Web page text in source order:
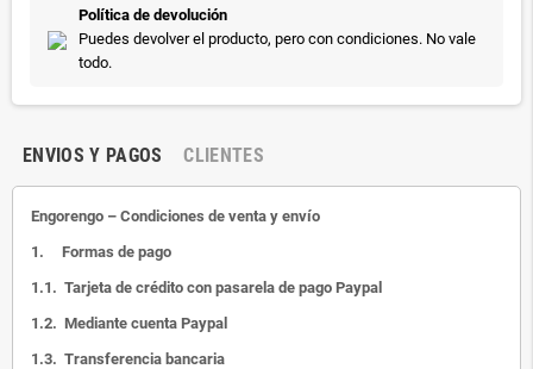
Política de devolución
Puedes devolver el producto, pero con condiciones. No vale
todo.
ENVIOS Y PAGOS CLIENTES
Engorengo – Condiciones de venta y envío
1. Formas de pago
1.1. Tarjeta de crédito con pasarela de pago Paypal
1.2. Mediante cuenta Paypal
1.3. Transferencia bancaria